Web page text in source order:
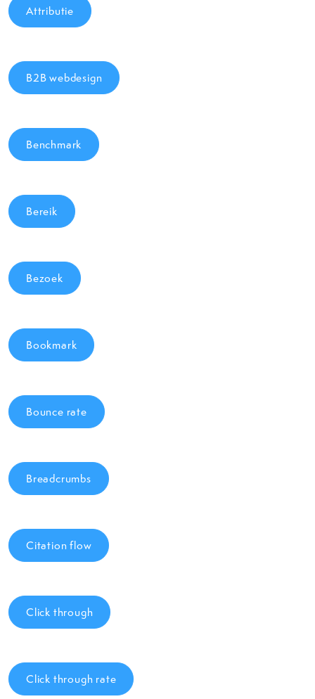
Attributie
B2B webdesign
Benchmark
Bereik
Bezoek
Bookmark
Bounce rate
Breadcrumbs
Citation flow
Click through
Click through rate